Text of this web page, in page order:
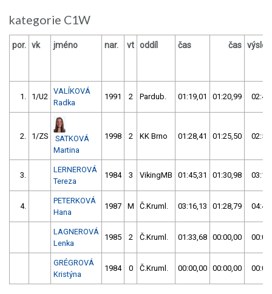
kategorie C1W
por. vk jméno nar. vt oddíl čas čas
1. 1/U2
VALÍKOVÁ
Radka
1991 2 Pardub. 01:19,01 01:20,99
2. 1/ZS
SATKOVÁ
Martina
1998 2 KK Brno 01:28,41 01:25,50
3.
LERNEROVÁ
Tereza
1984 3 VikingMB 01:45,31 01:30,98
4.
PETERKOVÁ
Hana
1987 M Č.Kruml. 03:16,13 01:28,79
LAGNEROVÁ
Lenka
1985 2 Č.Kruml. 01:33,68 00:00,00
GRÉGROVÁ
Kristýna
1984 0 Č.Kruml. 00:00,00 00:00,00